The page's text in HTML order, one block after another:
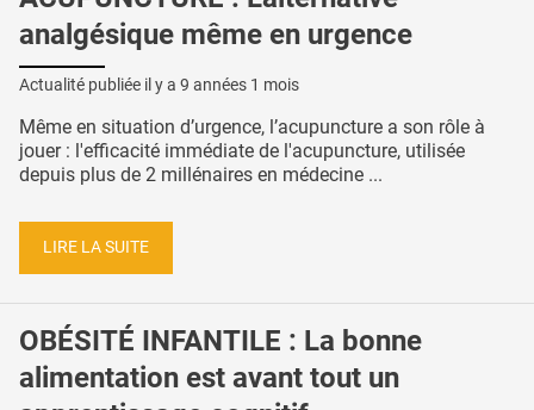
analgésique même en urgence
Actualité publiée il y a 9 années 1 mois
Même en situation d’urgence, l’acupuncture a son rôle à
jouer : l'efficacité immédiate de l'acupuncture, utilisée
depuis plus de 2 millénaires en médecine ...
LIRE LA SUITE
OBÉSITÉ INFANTILE : La bonne
alimentation est avant tout un